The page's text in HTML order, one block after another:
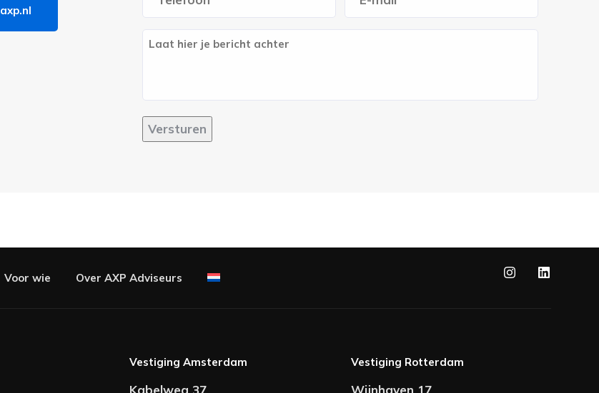
Berich
Versturen
Voor wie Over AXP Adviseurs
Vestiging Amsterdam
Kabelweg 37
Vestiging Rotterdam
Wijnhaven 17